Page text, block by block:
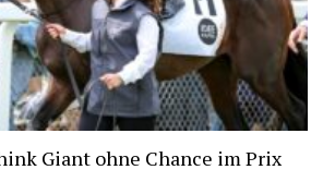
Giant ohne Chance im Prix